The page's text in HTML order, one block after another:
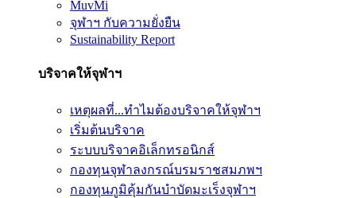
MuvMi
จุฬาฯ กับความยั่งยืน
Sustainability Report
บริจาคให้จุฬาฯ
เหตุผลที่...ทำไมต้องบริจาคให้จุฬาฯ
เริ่มต้นบริจาค
ระบบบริจาคอิเล็กทรอนิกส์
กองทุนจุฬาลงกรณ์บรมราชสมภพฯ
กองทุนภูมิคุ้มกันบำบัดมะเร็งจุฬาฯ